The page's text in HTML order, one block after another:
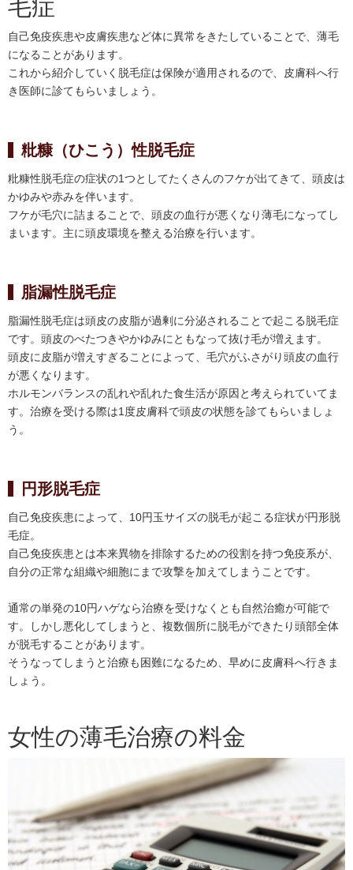
毛症
自己免疫疾患や皮膚疾患など体に異常をきたしていることで、薄毛
になることがあります。
これから紹介していく脱毛症は保険が適用されるので、皮膚科へ行
き医師に診てもらいましょう。
粃糠（ひこう）性脱毛症
粃糠性脱毛症の症状の1つとしてたくさんのフケが出てきて、頭皮は
かゆみや赤みを伴います。
フケが毛穴に詰まることで、頭皮の血行が悪くなり薄毛になってし
まいます。主に頭皮環境を整える治療を行います。
脂漏性脱毛症
脂漏性脱毛症は頭皮の皮脂が過剰に分泌されることで起こる脱毛症
です。頭皮のべたつきやかゆみにともなって抜け毛が増えます。
頭皮に皮脂が増えすぎることによって、毛穴がふさがり頭皮の血行
が悪くなります。
ホルモンバランスの乱れや乱れた食生活が原因と考えられていてま
す。治療を受ける際は1度皮膚科で頭皮の状態を診てもらいましょ
う。
円形脱毛症
自己免疫疾患によって、10円玉サイズの脱毛が起こる症状が円形脱
毛症。
自己免疫疾患とは本来異物を排除するための役割を持つ免疫系が、
自分の正常な組織や細胞にまで攻撃を加えてしまうことです。
通常の単発の10円ハゲなら治療を受けなくとも自然治癒が可能で
す。しかし悪化してしまうと、複数個所に脱毛ができたり頭部全体
が脱毛することがあります。
そうなってしまうと治療も困難になるため、早めに皮膚科へ行きま
しょう。
女性の薄毛治療の料金